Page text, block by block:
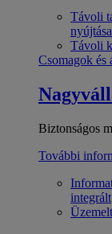
Távoli
nyújtása
Távoli
Csomagok és
Biztonságos
További
integrált